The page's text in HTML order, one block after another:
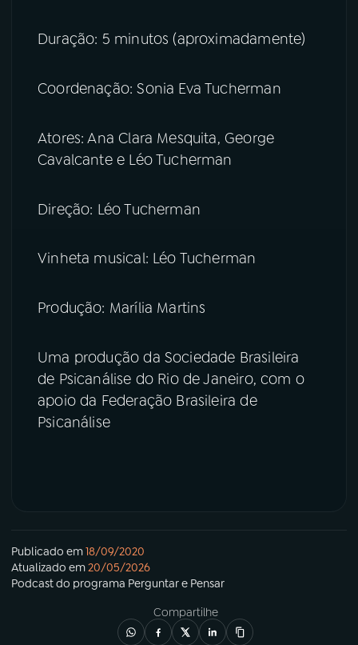
Duração: 5 minutos (aproximadamente)
Coordenação: Sonia Eva Tucherman
Atores: Ana Clara Mesquita, George
Cavalcante e Léo Tucherman
Direção: Léo Tucherman
Vinheta musical: Léo Tucherman
Produção: Marília Martins
Uma produção da Sociedade Brasileira
de Psicanálise do Rio de Janeiro, com o
apoio da Federação Brasileira de
Psicanálise
Publicado em18/09/2020
Atualizado em20/05/2026
Podcastdo programa Perguntar e Pensar
Compartilhe